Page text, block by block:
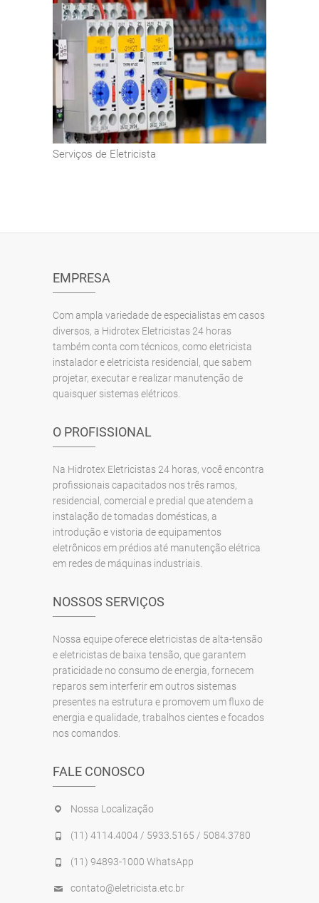
Serviços de Eletricista
EMPRESA
Com ampla variedade de especialistas em casos
diversos, a Hidrotex Eletricistas 24 horas
também conta com técnicos, como eletricista
instalador e eletricista residencial, que sabem
projetar, executar e realizar manutenção de
quaisquer sistemas elétricos.
O PROFISSIONAL
Na Hidrotex Eletricistas 24 horas, você encontra
profissionais capacitados nos três ramos,
residencial, comercial e predial que atendem a
instalação de tomadas domésticas, a
introdução e vistoria de equipamentos
eletrônicos em prédios até manutenção elétrica
em redes de máquinas industriais.
NOSSOS SERVIÇOS
Nossa equipe oferece eletricistas de alta-tensão
e eletricistas de baixa tensão, que garantem
praticidade no consumo de energia, fornecem
reparos sem interferir em outros sistemas
presentes na estrutura e promovem um fluxo de
energia e qualidade, trabalhos cientes e focados
nos comandos.
FALE CONOSCO
Nossa Localização
(11) 4114.4004 / 5933.5165 / 5084.3780
(11) 94893-1000 WhatsApp
contato@eletricista.etc.br